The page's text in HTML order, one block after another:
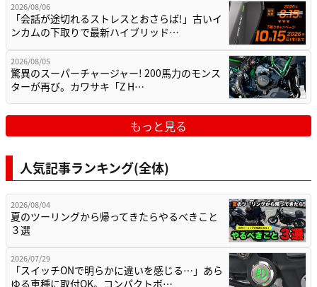
2026/08/06
「会話が途切れるストレスとおさらば!」古いイ
ンカムの下取りで最新ハイブリッド…
2026/08/05
驚異のスーパーチャージャー! 200馬力のモンス
ターが再び。カワサキ「Z H…
もっと見る
人気記事ランキング(全体)
2026/08/04
夏のツーリングから帰ってきたらやるべきこと
３選
2026/07/29
「スイッチONで明らかに違いを感じる…」あら
ゆる車種に取付OK。コンパクトボ…